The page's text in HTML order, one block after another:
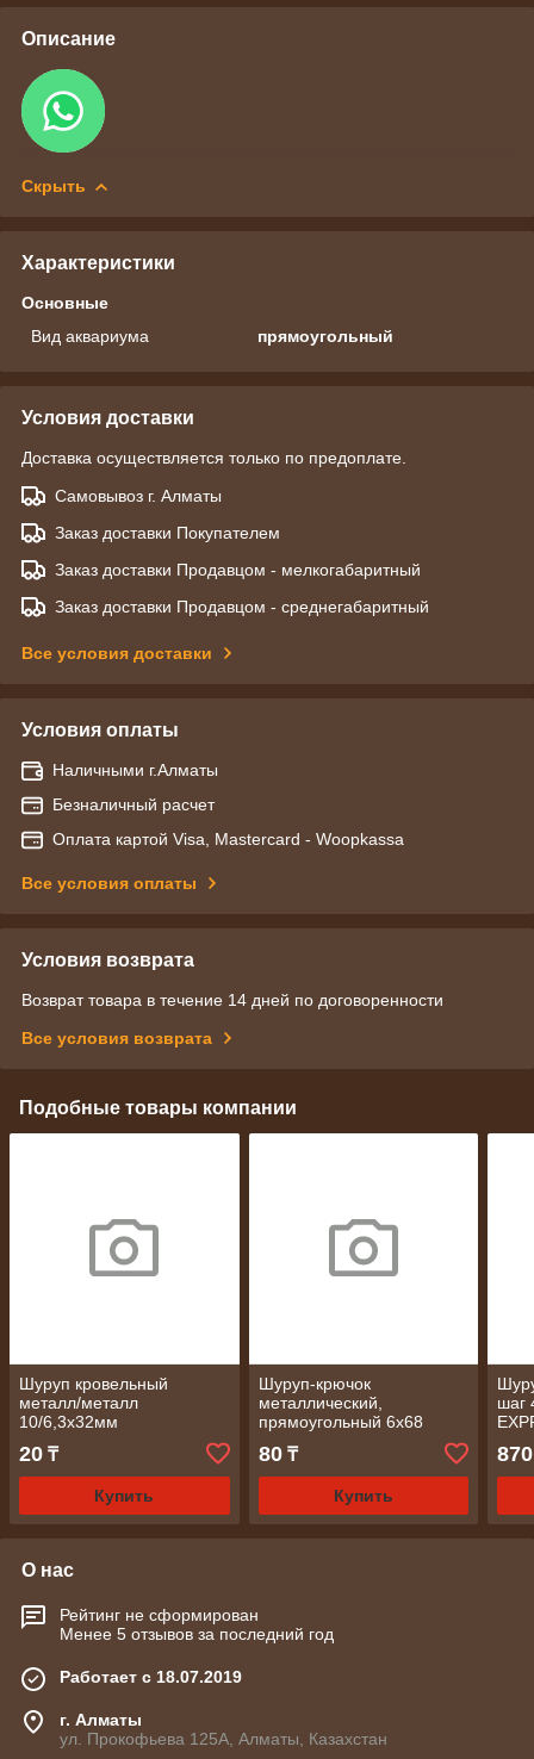
Описание
Скрыть
Характеристики
Основные
Вид аквариума
прямоугольный
Условия доставки
Доставка осуществляется только по предоплате.
Самовывоз г. Алматы
Заказ доставки Покупателем
Заказ доставки Продавцом - мелкогабаритный
Заказ доставки Продавцом - среднегабаритный
Все условия доставки
Условия оплаты
Наличными г.Алматы
Безналичный расчет
Оплата картой Visa, Mastercard - Woopkassa
Все условия оплаты
Условия возврата
Возврат товара в течение 14 дней по договоренности
Все условия возврата
Подобные товары компании
Шуруп кровельный
металл/металл
10/6,3х32мм
20 ₸
Купить
Шуруп-крючок
металлический,
прямоугольный 6х68
80₸
Купить
шаг
870
О нас
Рейтинг не сформирован
Менее 5 отзывов за последний год
Работает с 18.07.2019
г. Алматы
ул. Прокофьева 125А, Алматы, Казахстан